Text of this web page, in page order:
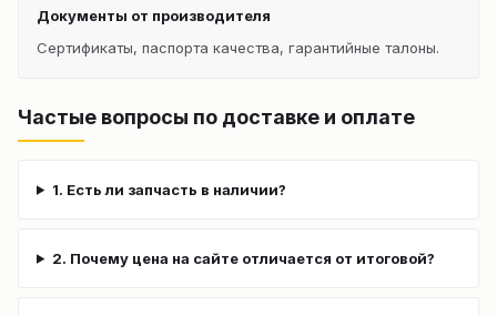
Документы от производителя
Сертификаты, паспорта качества, гарантийные талоны.
Частые вопросы по доставке и оплате
1. Есть ли запчасть в наличии?
2. Почему цена на сайте отличается от итоговой?